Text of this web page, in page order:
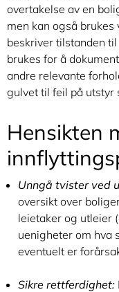
overtakelse av en
men kan også
beskriver tilstanden
brukes for å
andre relevante
gulvet til feil på utstyr
Hensikten
Unngå tvister ved
oversikt over
leietaker og utleier
uenigheter om hva
eventuelt er
Sikre rettferdighet: